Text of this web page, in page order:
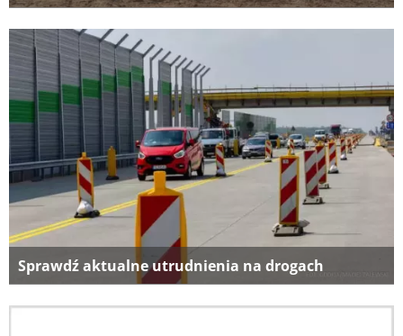
Sprawdź aktualne utrudnienia na drogach